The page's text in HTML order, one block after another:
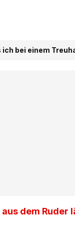
bei einem
dem Ruder